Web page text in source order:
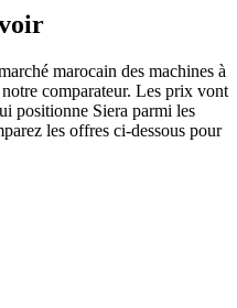
marocain des machines à
comparateur. Les prix vont
positionne Siera parmi les
les offres ci-dessous pour